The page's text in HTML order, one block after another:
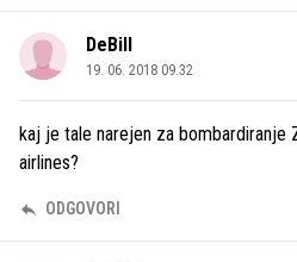
DeBill
19. 06. 2018 09.32
kaj je tale narejen za bombardiranje
airlines?
ODGOVORI